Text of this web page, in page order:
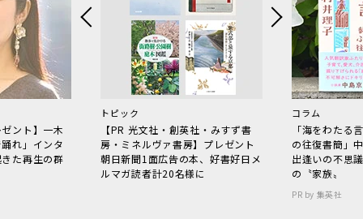
ント】一木
れ」インタ
た再生の群
トピック
【PR 光文社・創英社・みすず書
房・ミネルヴァ書房】プレゼント
朝日新聞1面広告の本、好書好日メ
ルマガ読者計20名様に
コラム
「海をわた
の往復書簡」
出逢いの不思
の〝家族〟
PR by 集英社